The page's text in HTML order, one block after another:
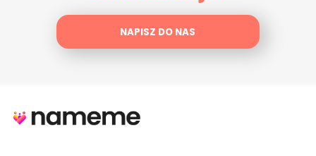
NAPISZ DO NAS